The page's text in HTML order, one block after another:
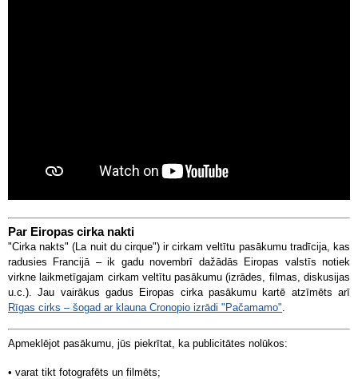
Par Eiropas cirka nakti
"Cirka nakts" (La nuit du cirque") ir cirkam veltītu pasākumu tradīcija, kas
radusies Francijā – ik gadu novembrī dažādās Eiropas valstīs notiek
virkne laikmetīgajam cirkam veltītu pasākumu (izrādes, filmas, diskusijas
u.c.). Jau vairākus gadus Eiropas cirka pasākumu kartē atzīmēts arī
Rīgas cirks – šogad ar klauna Cronopio izrādi "Pačamamo".
Apmeklējot pasākumu, jūs piekrītat, ka publicitātes nolūkos:
• varat tikt fotografēts un filmēts;